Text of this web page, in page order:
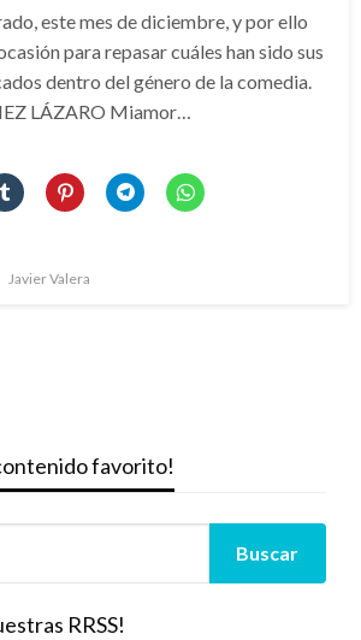
este mes de diciembre, y por ello
para repasar cuáles han sido sus
dentro del género de la comedia.
LÁZARO Miamor…
Javier Valera
favorito!
RRSS!